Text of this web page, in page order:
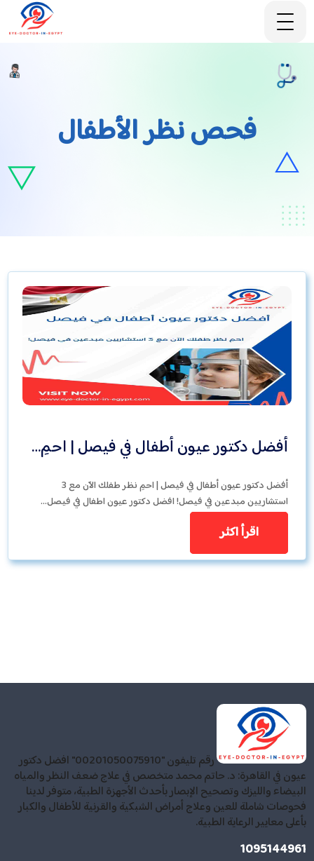
فحص نظر الأطفال
أفضل دكتور عيون أطفال في فيصل | احمِ…
أفضل دكتور عيون أطفال في فيصل | احمِ نظر طفلك الآن مع 3
استشاريين مبدعين في فيصل! افضل دكتور عيون اطفال في فيصل…
اقرأ اكثر
رقم تليفون "00201050075910" افضل دكتور
عيون في القاهرة: د. حاتم محمد متخصص في علاج ضعف النظر والمياه
البيضاء والليزك وتصحيح الإبصار بأحدث الأجهزة الطبية، متوفر لدينا
فحوصات شاملة للعين وعلاج أمراض الشبكية والقرنية للأطفال والكبار
بأعلى معايير الرعاية الطبية.
1095144961